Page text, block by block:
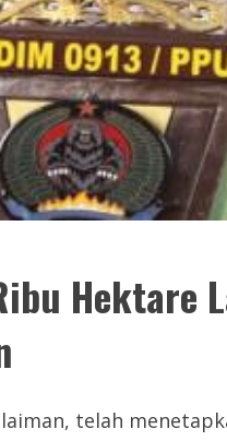
Hektare
telah